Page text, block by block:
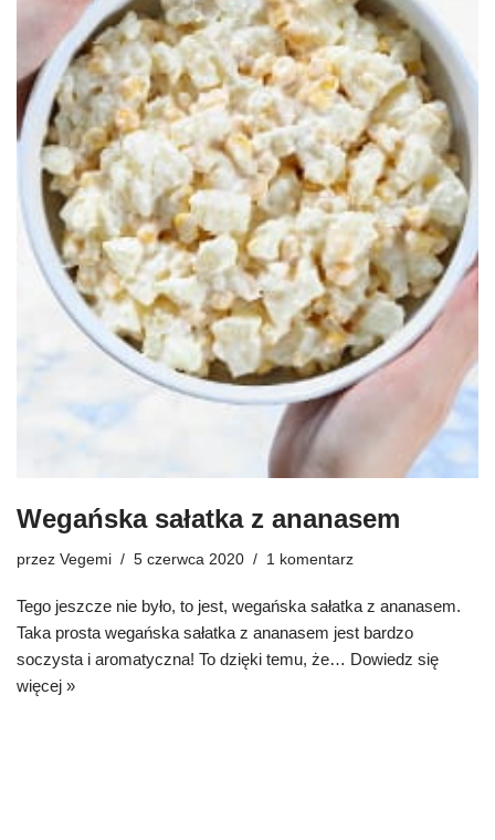
Wegańska sałatka z ananasem
przez Vegemi 5 czerwca 2020 1 komentarz
Tego jeszcze nie było, to jest, wegańska sałatka z ananasem.
Taka prosta wegańska sałatka z ananasem jest bardzo
soczysta i aromatyczna! To dzięki temu, że… Dowiedz się
więcej »